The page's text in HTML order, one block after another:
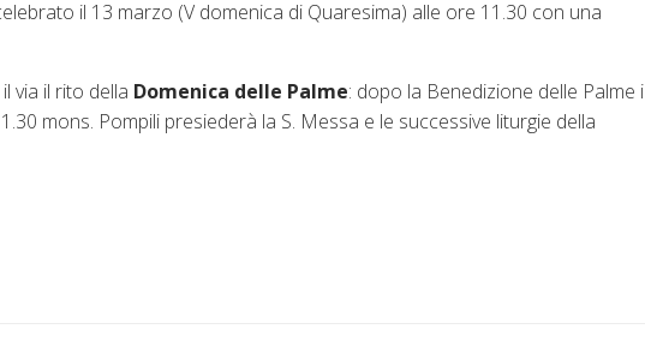
il 13 marzo (V domenica di Quaresima) alle ore 11.30 con una
via il rito della Domenica delle Palme: dopo la Benedizione delle Palme i
mons. Pompili presiederà la S. Messa e le successive liturgie della